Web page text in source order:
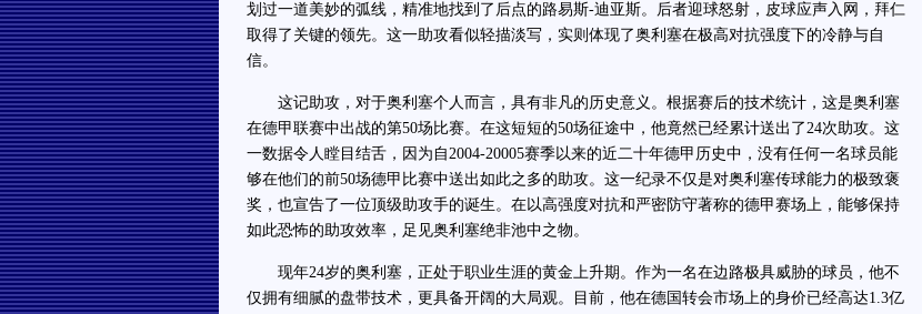
划过一道美妙的弧线，精准地找到了后点的路易斯-迪亚斯。后者迎球怒射，皮球应声入网，拜仁
取得了关键的领先。这一助攻看似轻描淡写，实则体现了奥利塞在极高对抗强度下的冷静与自
信。
这记助攻，对于奥利塞个人而言，具有非凡的历史意义。根据赛后的技术统计，这是奥利塞
在德甲联赛中出战的第50场比赛。在这短短的50场征途中，他竟然已经累计送出了24次助攻。这
一数据令人瞠目结舌，因为自2004-20005赛季以来的近二十年德甲历史中，没有任何一名球员能
够在他们的前50场德甲比赛中送出如此之多的助攻。这一纪录不仅是对奥利塞传球能力的极致褒
奖，也宣告了一位顶级助攻手的诞生。在以高强度对抗和严密防守著称的德甲赛场上，能够保持
如此恐怖的助攻效率，足见奥利塞绝非池中之物。
现年24岁的奥利塞，正处于职业生涯的黄金上升期。作为一名在边路极具威胁的球员，他不
仅拥有细腻的盘带技术，更具备开阔的大局观。目前，他在德国转会市场上的身价已经高达1.3亿